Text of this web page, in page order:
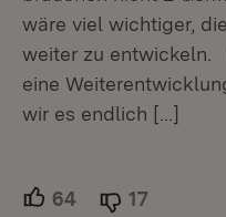
wäre viel wichtiger,
weiter zu entwickeln.
eine
wir es endlich […]
64 Unterstützer.
17